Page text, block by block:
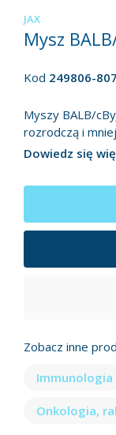
JAX
Mysz
Kod 249806-807
Myszy BALB/
rozrodczą i
Dowiedz się
Zobacz inne
Immunologia
Onkologia,